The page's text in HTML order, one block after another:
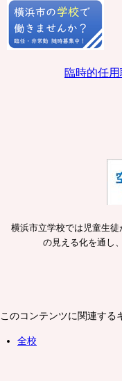
臨時的任
横浜市立学校では児童生
の見える化を通し
このコンテンツに関連する
全校